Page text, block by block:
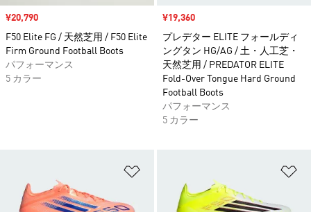
セール価格
¥20,790
F50 Elite FG / 天然芝用 / F50 Elite
Firm Ground Football Boots
パフォーマンス
5 カラー
セール価格
¥19,360
プレデター ELITE フォールディ
ングタン HG/AG / 土・人工芝・
天然芝用 / PREDATOR ELITE
Fold-Over Tongue Hard Ground
Football Boots
パフォーマンス
5 カラー